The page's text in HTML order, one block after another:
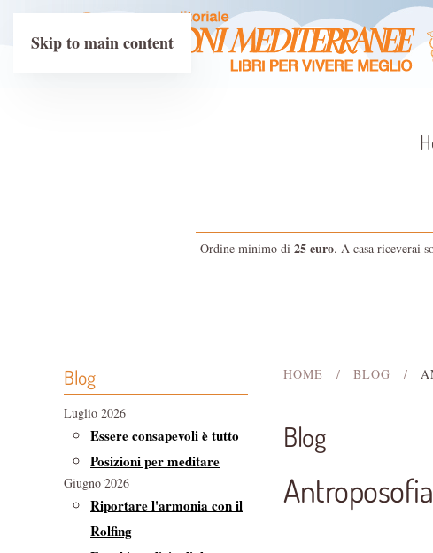
Skip to main content
Ordine minimo di 25 euro. A casa riceverai
HOME BLOG
Blog
Blog
Luglio 2026
Essere consapevoli è tutto
Posizioni per meditare
Giugno 2026
Riportare l'armonia con il
Rolfing